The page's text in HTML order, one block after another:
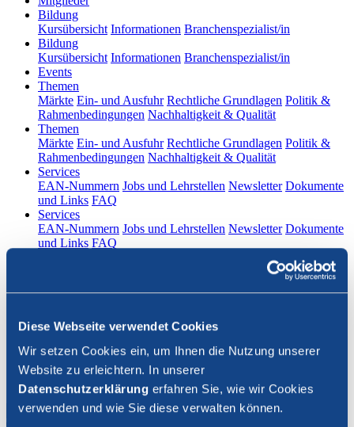
Diese Webseite verwendet Cookies
Wir setzen Cookies ein, um Ihnen die Nutzung unserer
Website zu erleichtern. In unserer
Datenschutzerklärung erfahren Sie, wie wir Cookies
verwenden und wie Sie diese verwalten können.
Bildung(current)
Kursübersicht Informationen Branchenspezialist/in
Bildung(current)
Kursübersicht Informationen Branchenspezialist/in
Events(current)
Themen
Märkte Ein- und Ausfuhr Rechtliche Grundlagen Politik &
Rahmenbedingungen Nachhaltigkeit & Qualität
Themen
Märkte Ein- und Ausfuhr Rechtliche Grundlagen Politik &
Rahmenbedingungen Nachhaltigkeit & Qualität
Services(current)
EAN-Nummern Jobs und Lehrstellen Newsletter Dokumente
und Links FAQ
Services(current)
EAN-Nummern Jobs und Lehrstellen Newsletter Dokumente
und Links FAQ
FR
Login
Suche schliessen